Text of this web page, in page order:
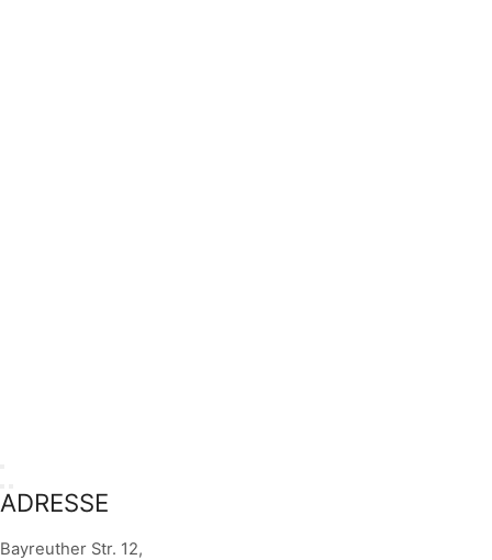
ADRESSE
Bayreuther Str. 12,